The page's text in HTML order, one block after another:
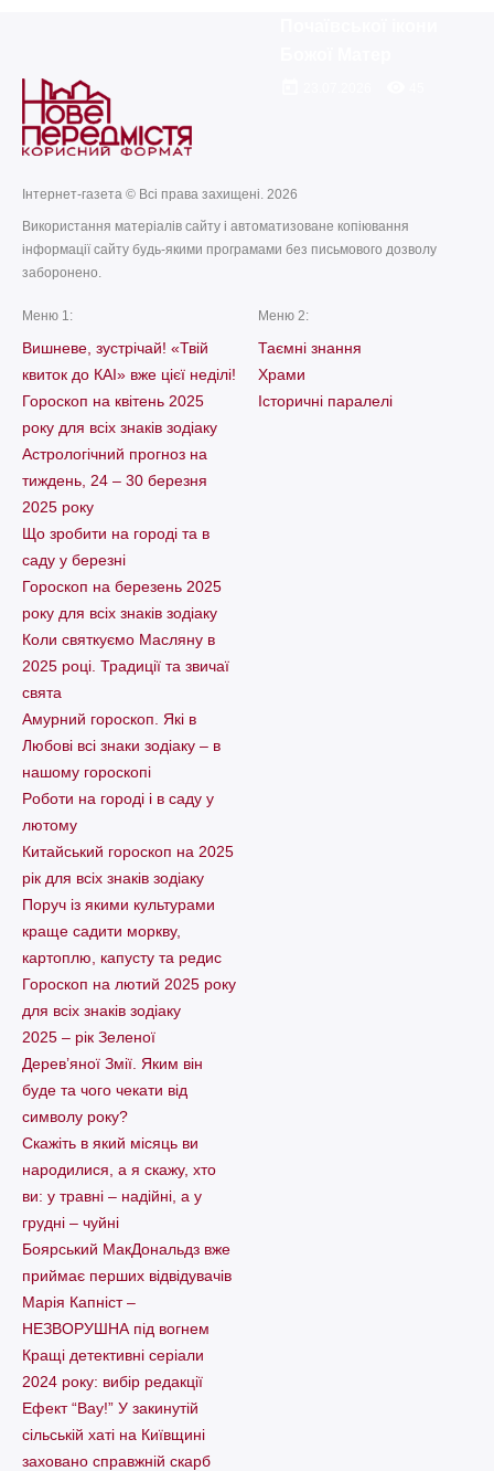
Інтернет-газета © Всі права захищені. 2026
Використання матеріалів сайту і автоматизоване копіювання
інформації сайту будь-якими програмами без письмового дозволу
заборонено.
Меню 1:
Вишневе, зустрічай! «Твій
квиток до КАІ» вже цієї неділі!
Гороскоп на квітень 2025
року для всіх знаків зодіаку
Астрологічний прогноз на
тиждень, 24 – 30 березня
2025 року
Що зробити на городі та в
саду у березні
Гороскоп на березень 2025
року для всіх знаків зодіаку
Коли святкуємо Масляну в
2025 році. Традиції та звичаї
свята
Амурний гороскоп. Які в
Любові всі знаки зодіаку – в
нашому гороскопі
Pоботи на городі і в саду у
лютому
Китайський гороскоп на 2025
рік для всіх знаків зодіаку
Поруч із якими культурами
краще садити моркву,
картоплю, капусту та редис
Гороскоп на лютий 2025 року
для всіх знаків зодіаку
2025 – рік Зеленої
Дерев’яної Змії. Яким він
буде та чого чекати від
символу року?
Скажіть в який місяць ви
народилися, а я скажу, хто
ви: у травні – надійні, а у
грудні – чуйні
Боярський МакДональдз вже
приймає перших відвідувачів
Марія Капніст –
НЕЗВОРУШНА під вогнем
Кращі детективні серіали
2024 року: вибір редакції
Ефект “Вау!” У закинутій
сільській хаті на Київщині
заховано справжній скарб
Меню 2:
Таємні знання
Храми
Історичні паралелі